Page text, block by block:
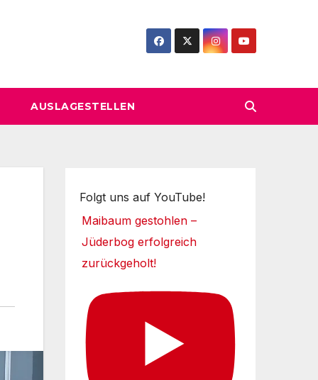
AUSLAGESTELLEN
Folgt uns auf YouTube!
Maibaum gestohlen –
Jüderbog erfolgreich
zurückgeholt!